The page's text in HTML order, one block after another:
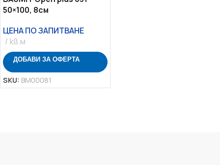
50×100, 8см
ЦЕНА ПО ЗАПИТВАНЕ
кв.м
ДОБАВИ ЗА ОФЕРТА
SKU: BM00081